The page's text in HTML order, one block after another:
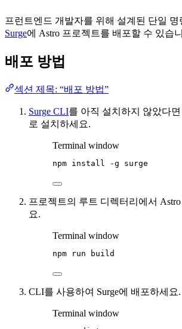
프런트엔드 개발자를 위해 설계된 단일 명
Surge에 Astro 프로젝트를 배포할 수 있습
배포 방법
섹션 제목: “배포 방법”
Surge CLI를 아직 설치하지 않았다
로 설치하세요.
Terminal window
npm install -g surge
프로젝트의 루트 디렉터리에서
요.
Terminal window
npm run build
CLI를 사용하여 Surge에 배포하세요.
Terminal window